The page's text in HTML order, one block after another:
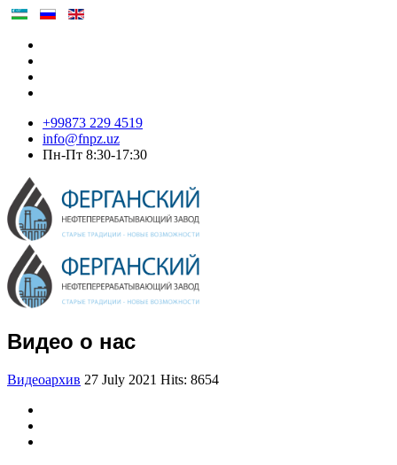
+99873 229 4519
info@fnpz.uz
Пн-Пт 8:30-17:30
Видео о нас
Видеоархив 27 July 2021 Hits: 8654